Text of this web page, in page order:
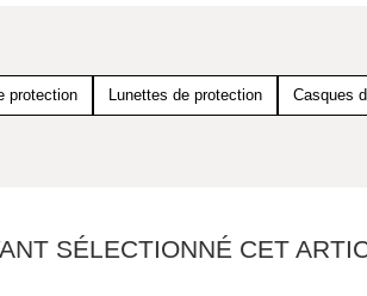
protection Lunettes de protection Casques
SÉLECTIONNÉ CET